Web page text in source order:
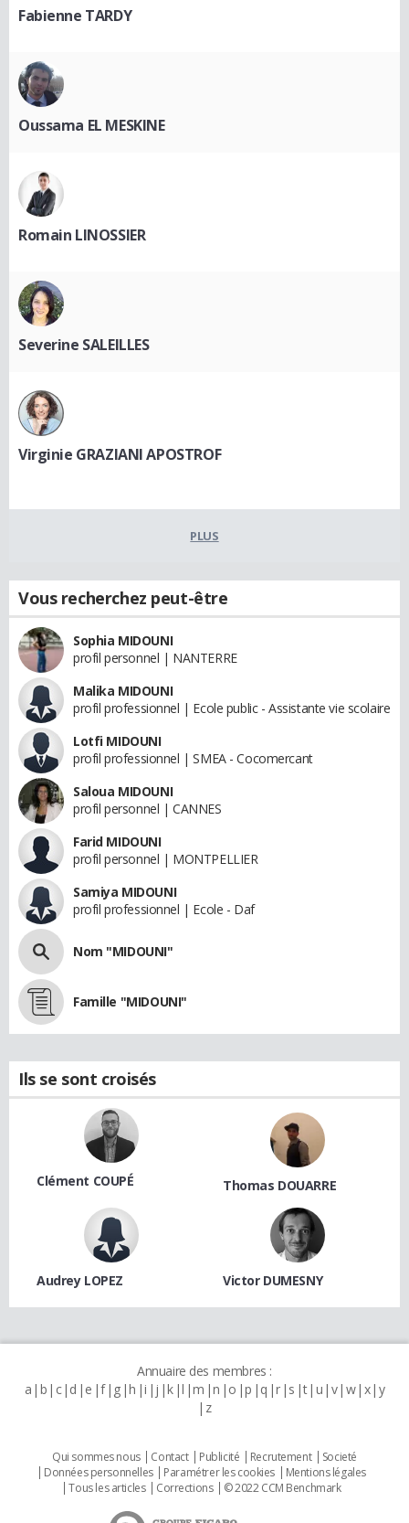
Fabienne TARDY
Oussama EL MESKINE
Romain LINOSSIER
Severine SALEILLES
Virginie GRAZIANI APOSTROF
PLUS
Vous recherchez peut-être
Sophia MIDOUNI
profil personnel | NANTERRE
Malika MIDOUNI
profil professionnel | Ecole public - Assistante vie scolaire
Lotfi MIDOUNI
profil professionnel | SMEA - Cocomercant
Saloua MIDOUNI
profil personnel | CANNES
Farid MIDOUNI
profil personnel | MONTPELLIER
Samiya MIDOUNI
profil professionnel | Ecole - Daf
Nom "MIDOUNI"
Famille "MIDOUNI"
Ils se sont croisés
Clément COUPÉ Thomas DOUARRE
Audrey LOPEZ Victor DUMESNY
Annuaire des membres :
a b c d e f g h i j k l m n o p q r s t u v w x y
z
Qui sommes nous Contact Publicité Recrutement
Societé
Données personnelles
Paramétrer les cookies
Mentions légales
Tous les articles
Corrections © 2022 CCM Benchmark